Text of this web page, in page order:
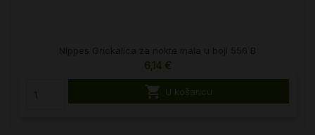
6,14 €
 U košaricu